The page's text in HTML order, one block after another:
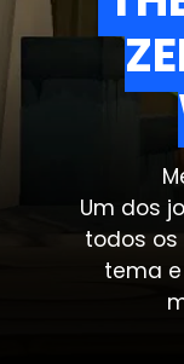
Um dos
todos
tema